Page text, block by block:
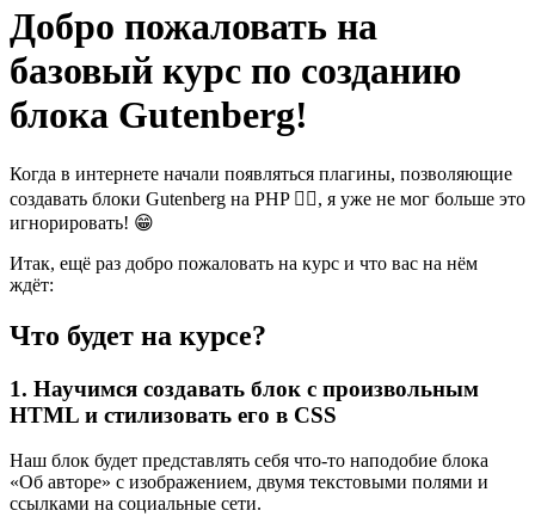
Добро пожаловать на
базовый курс по созданию
блока Gutenberg!
Когда в интернете начали появляться плагины, позволяющие
создавать блоки Gutenberg на PHP 🤦‍♂️, я уже не мог больше это
игнорировать! 😁
Итак, ещё раз добро пожаловать на курс и что вас на нём
ждёт:
Что будет на курсе?
1. Научимся создавать блок с произвольным
HTML и стилизовать его в CSS
Наш блок будет представлять себя что-то наподобие блока
«Об авторе» с изображением, двумя текстовыми полями и
ссылками на социальные сети.